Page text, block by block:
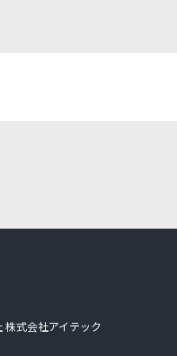
株式会社アイテック